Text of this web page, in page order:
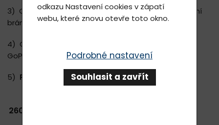
3) Online mobilním telefonem -Apple Pay
(platební
brána GoPay, okamžitá online úhrada platby)
4) Online
GoPay, okamžitá online úhrada platby)
5) Převodem na náš účet:
2602517460 / 2010
odkazu Nastavení cookies v zápatí
webu, které znovu otevře toto okno.
Podrobné nastavení
Souhlasit a zavřít